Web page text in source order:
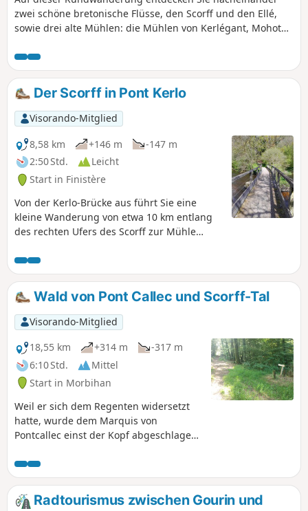
zwei schöne bretonische Flüsse, den Scorff und den Ellé,
sowie drei alte Mühlen: die Mühlen von Kerlégant, Mohot
Der Scorff in Pont Kerlo
Visorando-Mitglied
8,58 km
+146 m
-147 m
2:50 Std.
Leicht
Start in Finistère
Von der Kerlo-Brücke aus führt Sie eine
kleine Wanderung von etwa 10 km entlang
des rechten Ufers des Scorff zur Mühle
Sie dann auf das Plateau hinaufsteigen,
entdecken Sie die Kapellen Locmaria-Grâce
und Sainte-Anne, die das Tal überragen. Der
Rückweg führt entlang des
gegenüberliegenden Ufers des Scorff.
Wald von Pont Callec und Scorff-Tal
Visorando-Mitglied
18,55 km
+314 m
-317 m
6:10 Std.
Mittel
Start in Morbihan
Weil er sich dem Regenten widersetzt
hatte, wurde dem Marquis von
Pontcallec einst der Kopf abgeschlagen.
entlang des Scorff-Tals. Die Wege, die
durch den Staatswald und entlang des
tief eingeschnittenen Flusslaufs führen,
bieten die Möglichkeit, einen geheimen
Radtourismus zwischen Gourin und